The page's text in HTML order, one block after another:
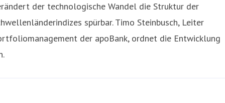
der technologische Wandel die Struktur der
spürbar. Timo Steinbusch, Leiter
der apoBank, ordnet die Entwicklung